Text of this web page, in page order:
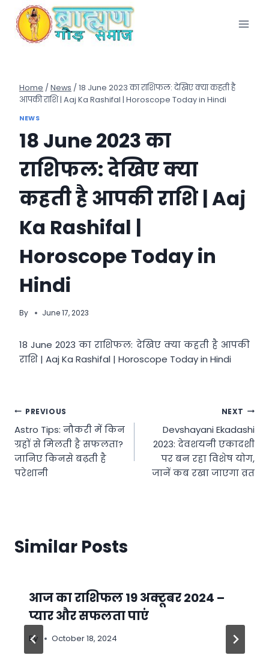
content
Home / News / 18 June 2023 का राशिफल: देखिए क्या कहती है
आपकी राशि | Aaj Ka Rashifal | Horoscope Today in Hindi
NEWS
18 June 2023 का
राशिफल: देखिए क्या
कहती है आपकी राशि | Aaj
Ka Rashifal |
Horoscope Today in
Hindi
By June 17, 2023
18 June 2023 का राशिफल: देखिए क्या कहती है आपकी
राशि | Aaj Ka Rashifal | Horoscope Today in Hindi
Post
navigation
PREVIOUS
Astro Tips: नौकरी में किन
ग्रहों से मिलती है सफलता?
जानिए किनसे बढ़ती है
परेशानी
NEXT
Devshayani Ekadashi
2023: देवशयनी एकादशी
पर बन रहा विशेष योग,
जानें कब रखा जाएगा व्रत
Similar Posts
आज का राशिफल 19 अक्टूबर 2024 –
प्यार और सफलता पाएं
By October 18, 2024